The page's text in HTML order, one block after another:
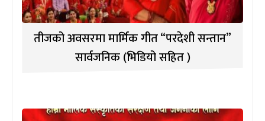
तीजको अवसरमा मार्मिक गीत “परदेशी सन्तान”
सार्वजनिक (भिडियो सहित )